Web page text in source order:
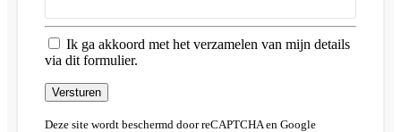
Ik ga akkoord met het verzamelen van mijn details
via dit formulier.
Versturen
Deze site wordt beschermd door reCAPTCHA en Google